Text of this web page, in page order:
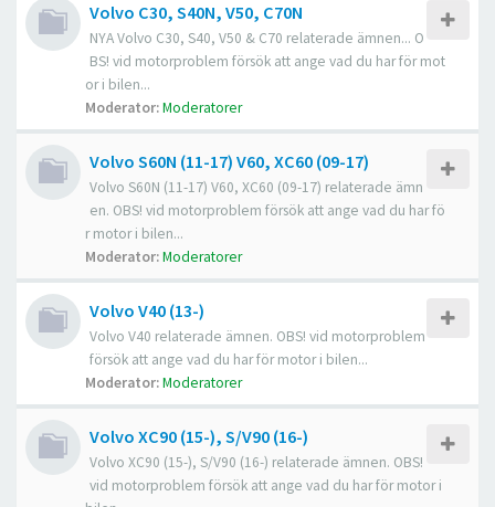
Volvo C30, S40N, V50, C70N
NYA Volvo C30, S40, V50 & C70 relaterade ämnen... O
BS! vid motorproblem försök att ange vad du har för mot
or i bilen...
Moderator:Moderatorer
Volvo S60N (11-17) V60, XC60 (09-17)
Volvo S60N (11-17) V60, XC60 (09-17) relaterade ämn
en. OBS! vid motorproblem försök att ange vad du har fö
r motor i bilen...
Moderator:Moderatorer
Volvo V40 (13-)
Volvo V40 relaterade ämnen. OBS! vid motorproblem
försök att ange vad du har för motor i bilen...
Moderator:Moderatorer
Volvo XC90 (15-), S/V90 (16-)
Volvo XC90 (15-), S/V90 (16-) relaterade ämnen. OBS!
vid motorproblem försök att ange vad du har för motor i